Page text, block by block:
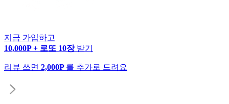
지금 가입하고
10,000P + 로또 10장 받기
리뷰 쓰면 2,000P 를 추가로 드려요